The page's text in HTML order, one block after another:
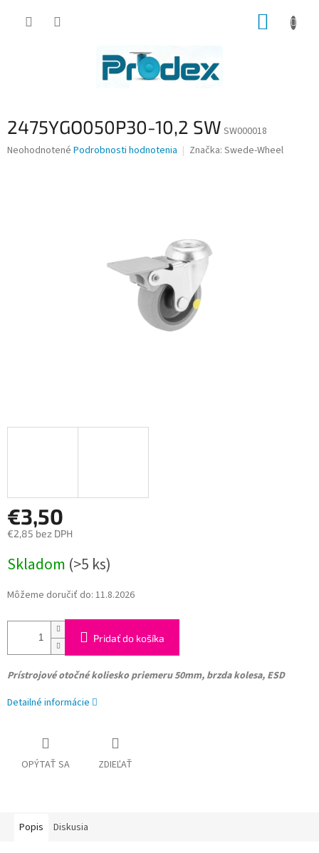
2475YGO050P30-10,2 SW SW000018
Priemerné
Neohodnotené Podrobnosti hodnotenia Značka: Swede-Wheel
€3,50
€2,85 bez DPH
cena:
Skladom (>5 ks)
Môžeme doručiť do: 11.8.2026
Pridať do košíka
Prístrojové otočné kolieskopriemeru 50mm, brzda kolesa, ESD
Detailné informácie
OPÝTAŤ SA ZDIEĽAŤ
Popis Diskusia